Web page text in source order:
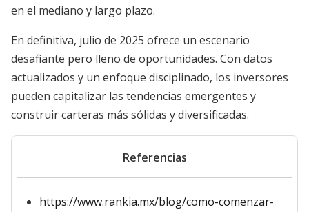
en el mediano y largo plazo.
En definitiva, julio de 2025 ofrece un escenario
desafiante pero lleno de oportunidades. Con datos
actualizados y un enfoque disciplinado, los inversores
pueden capitalizar las tendencias emergentes y
construir carteras más sólidas y diversificadas.
Referencias
https://www.rankia.mx/blog/como-comenzar-